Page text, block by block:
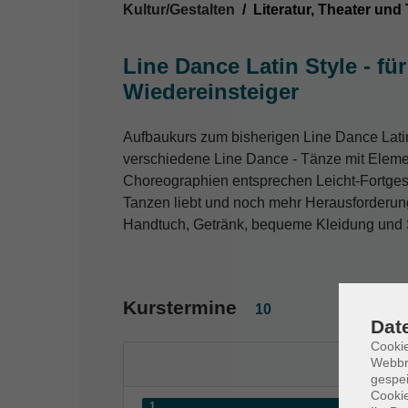
Kultur/Gestalten Literatur, Theater und
Line Dance Latin Style -
Wiedereinsteiger
Aufbaukurs zum bisherigen Line Dance
verschiedene Line Dance - Tänze mit
Choreographien entsprechen Leicht-
Tanzen liebt und noch mehr
Handtuch, Getränk, bequeme Kleidung und
Kurstermine 10